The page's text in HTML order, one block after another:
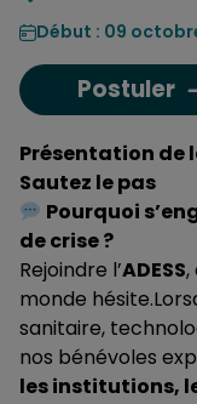
Début : 09
Postuler
Présentation de
Sautez le pas
Pourquoi
de crise ?
Rejoindre l’ADESS,
monde
sanitaire,
nos bénévoles
les institutions,